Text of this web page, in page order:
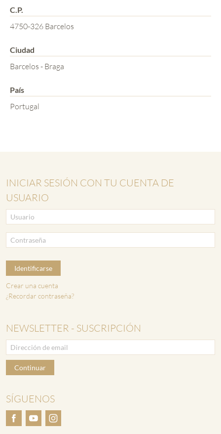
C.P.
4750-326 Barcelos
Ciudad
Barcelos - Braga
País
Portugal
INICIAR SESIÓN CON TU CUENTA DE
USUARIO
Identificarse
Crear una cuenta
¿Recordar contraseña?
NEWSLETTER - SUSCRIPCIÓN
Continuar
SÍGUENOS